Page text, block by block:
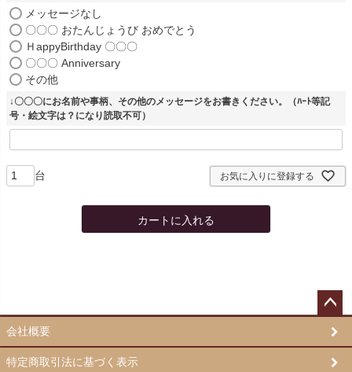
メッセージなし
〇〇〇 おたんじょうび おめでとう
ＨappyBirthday 〇〇〇
〇〇〇 Anniversary
その他
↓〇〇〇にお名前や事柄、その他のメッセージをお書きください。（ﾊｰﾄ等記
号・絵文字は？になり読取不可）
お気に入りに登録する
カートに入れる
ペー
ジト
ップ
会社概要
特定商取引法に基づく表示